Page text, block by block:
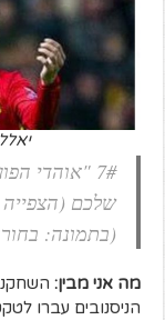
7# "אוהדי
שלכם
(בתמונה:
מה אני מבין:
הניסנובים עברו